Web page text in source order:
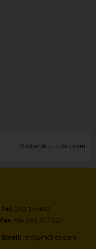
Mostrando 1 - 1 de 1 item
Tel: 963 311 107
Fax: +34 963 307 992
Email: mct@mct-es.com